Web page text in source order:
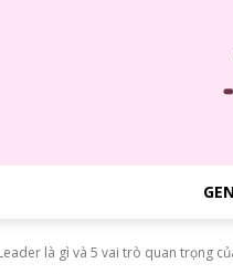
là gì và 5 vai trò quan trọng